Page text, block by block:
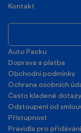
Kontakt
Auto Packu
Doprava a platba
Obchodní podmínky
Ochrana osobních
Často kladené dotazy
Odstoupení od
Přístupnost
Pravidla pro